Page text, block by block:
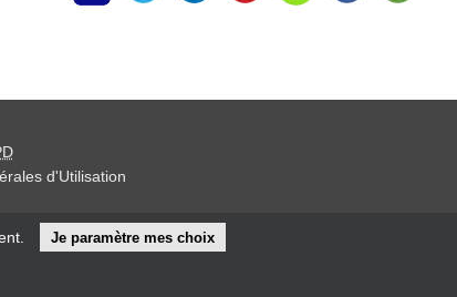
d'Utilisation
Je paramètre mes choix